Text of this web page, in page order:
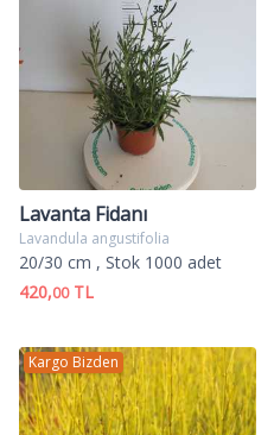
Lavanta Fidanı
Lavandula angustifolia
20/30 cm , Stok 1000 adet
420,00TL
Kargo Bizden